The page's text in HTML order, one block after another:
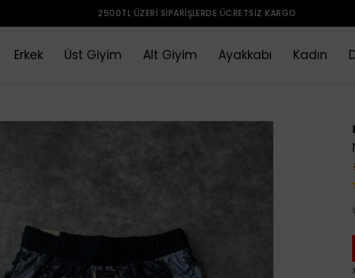
2500TL ÜZERI SIPARIŞLERDE ÜCRETSIZ KARGO
Erkek Üst Giyim Alt Giyim Ayakkabı Kadın